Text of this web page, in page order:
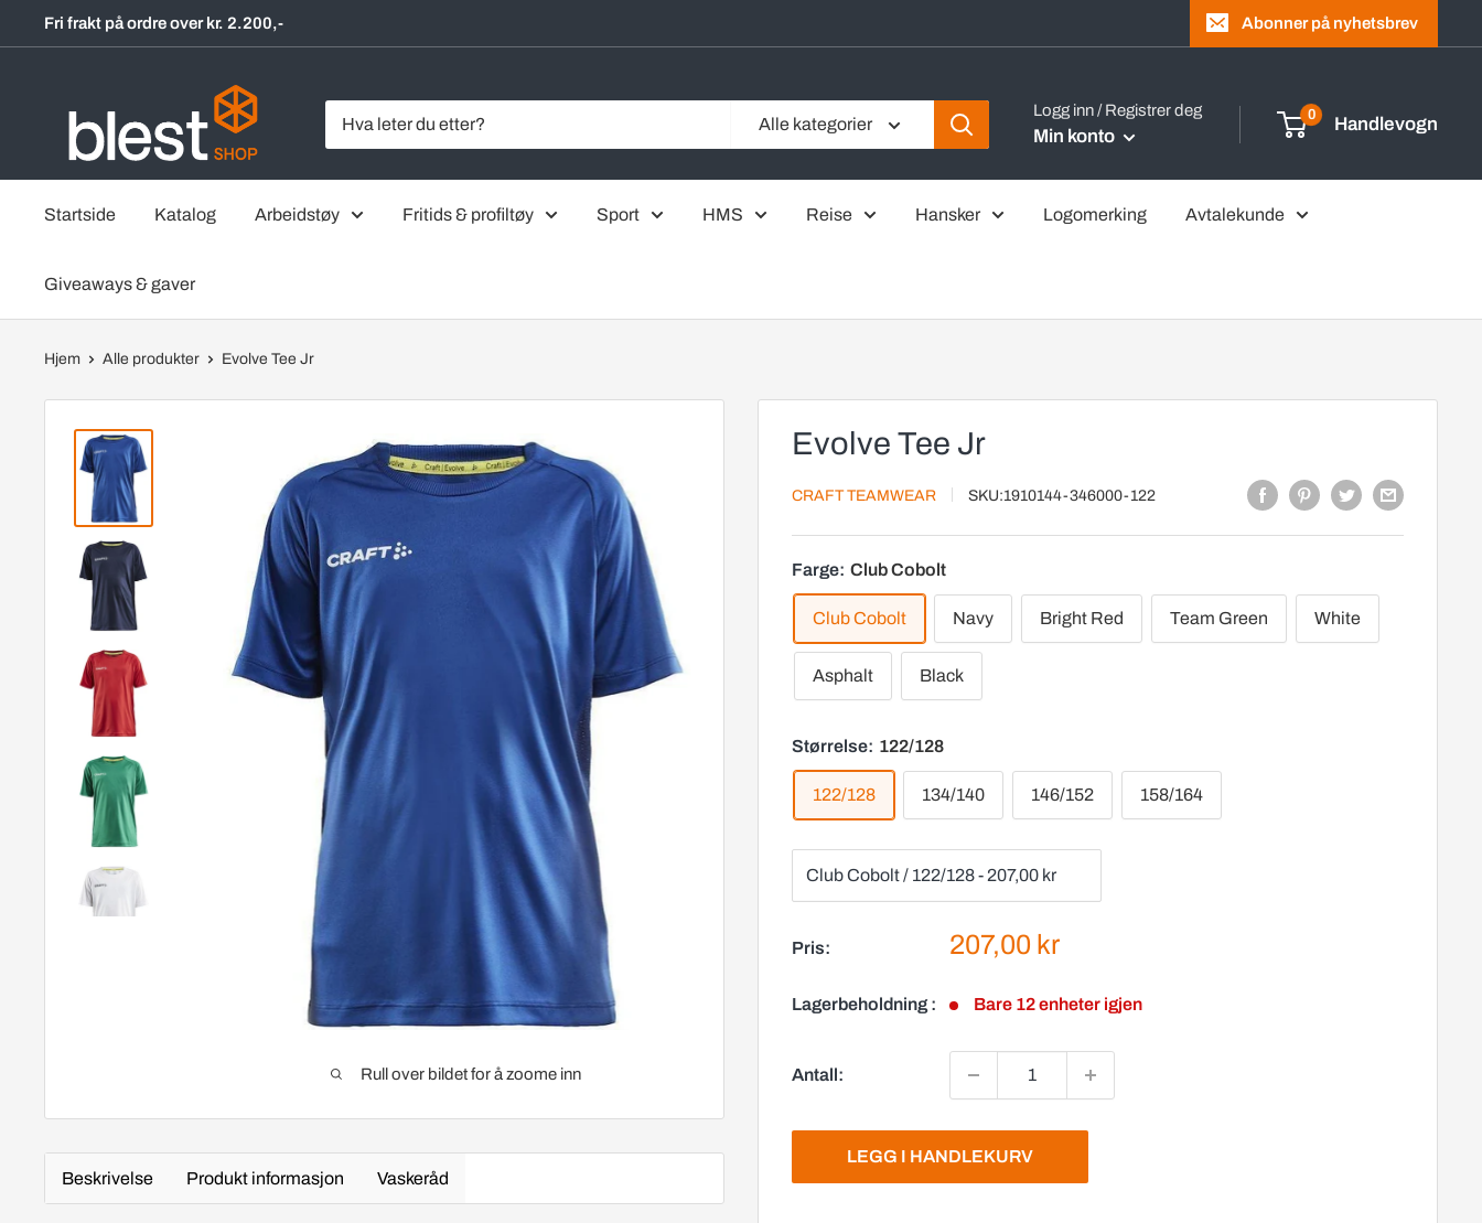
til
Fri frakt på ordre over kr. 2.200,- Abonner på nyhetsbrev
Alle kategorier
Logg inn / Registrer deg
Min konto
0 Handlevogn
Startside Katalog Arbeidstøy Fritids & profiltøy Sport HMS Reise Hansker Logomerking Avtalekunde
Giveaways & gaver
Hjem Alle produkter Evolve Tee Jr
Rull over bildet for å zoome inn
Evolve Tee Jr
CRAFT TEAMWEAR SKU:1910144-346000-122
Farge: Club Cobolt
Club Cobolt Navy Bright Red Team Green White
Asphalt Black
Størrelse: 122/128
122/128 134/140 146/152 158/164
Pris: Salgspris
207,00 kr
Lagerbeholdning : Bare 12 enheter igjen
Antall:
LEGG I HANDLEKURV
Beskrivelse
Produkt informasjon Vaskeråd